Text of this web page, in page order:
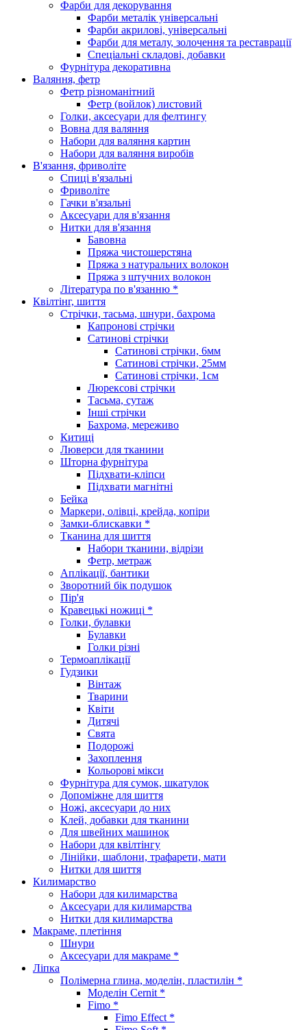
Фарби для декорування
Фарби металік універсальні
Фарби акрилові, універсальні
Фарби для металу, золочення та реставрації
Спеціальні складові, добавки
Фурнітура декоративна
Валяння, фетр
Фетр різноманітний
Фетр (войлок) листовий
Голки, аксесуари для фелтингу
Вовна для валяння
Набори для валяння картин
Набори для валяння виробів
В'язання, фриволіте
Спиці в'язальні
Фриволіте
Гачки в'язальні
Аксесуари для в'язання
Нитки для в'язання
Бавовна
Пряжа чистошерстяна
Пряжа з натуральних волокон
Пряжа з штучних волокон
Література по в'язанню *
Квілтінг, шиття
Стрічки, тасьма, шнури, бахрома
Капронові стрічки
Сатинові стрічки
Сатинові стрічки, 6мм
Сатинові стрічки, 25мм
Сатинові стрічки, 1см
Люрексові стрічки
Тасьма, сутаж
Інші стрічки
Бахрома, мереживо
Китиці
Люверси для тканини
Шторна фурнітура
Підхвати-кліпси
Підхвати магнітні
Бейка
Маркери, олівці, крейда, копіри
Замки-блискавки *
Тканина для шиття
Набори тканини, відрізи
Фетр, метраж
Аплікації, бантики
Зворотний бік подушок
Пір'я
Кравецькі ножиці *
Голки, булавки
Булавки
Голки різні
Термоаплікації
Гудзики
Вінтаж
Тварини
Квіти
Дитячі
Свята
Подорожі
Захоплення
Кольорові мікси
Фурнітура для сумок, шкатулок
Допоміжне для шиття
Ножі, аксесуари до них
Клей, добавки для тканини
Для швейних машинок
Набори для квілтінгу
Лінійки, шаблони, трафарети, мати
Нитки для шиття
Килимарство
Набори для килимарства
Аксесуари для килимарства
Нитки для килимарства
Макраме, плетіння
Шнури
Аксесуари для макраме *
Ліпка
Полімерна глина, моделін, пластилін *
Моделін Cernit *
Fimo *
Fimo Effect *